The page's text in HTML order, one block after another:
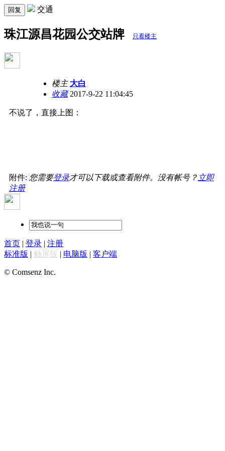
回复 交通
珠江源昌花园公交站牌 只看楼主
楼主 大白
收藏2017-9-22 11:04:45
不说了，直接上图：
附件: 您需要登录才可以下载或查看附件。没有帐号？ 立即
注册
首页 | 登录 | 注册
标准版 | 触屏版 | 电脑版 | 客户端
© Comsenz Inc.